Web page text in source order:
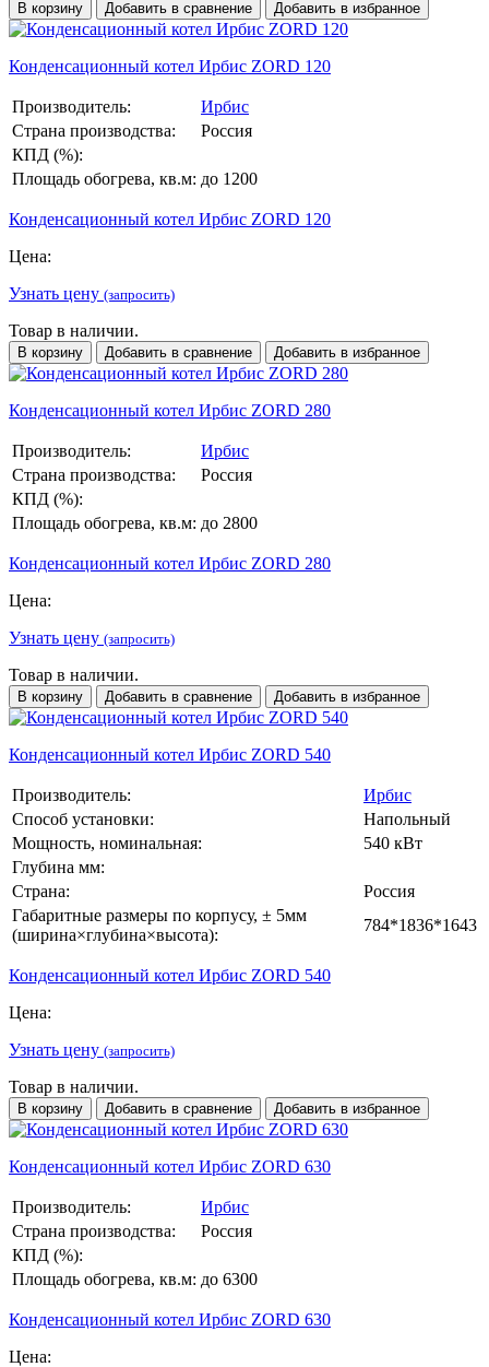
В корзину Добавить в сравнение Добавить в избранное
Конденсационный котел Ирбис ZORD 120
Производитель:
Ирбис
Страна производства:
Россия
КПД (%):
Площадь обогрева, кв.м: до 1200
Конденсационный котел Ирбис ZORD 120
Цена:
Узнать цену (запросить)
Товар в наличии.
В корзину Добавить в сравнение Добавить в избранное
Конденсационный котел Ирбис ZORD 280
Производитель:
Ирбис
Страна производства:
Россия
КПД (%):
Площадь обогрева, кв.м: до 2800
Конденсационный котел Ирбис ZORD 280
Цена:
Узнать цену (запросить)
Товар в наличии.
В корзину Добавить в сравнение Добавить в избранное
Конденсационный котел Ирбис ZORD 540
Производитель:
Ирбис
Способ установки:
Напольный
Мощность, номинальная:
540 кВт
Глубина мм:
Страна:
Россия
Габаритные размеры по корпусу, ± 5мм
(ширина×глубина×высота):
784*1836*1643
Конденсационный котел Ирбис ZORD 540
Цена:
Узнать цену (запросить)
Товар в наличии.
В корзину Добавить в сравнение Добавить в избранное
Конденсационный котел Ирбис ZORD 630
Производитель:
Ирбис
Страна производства:
Россия
КПД (%):
Площадь обогрева, кв.м: до 6300
Конденсационный котел Ирбис ZORD 630
Цена: